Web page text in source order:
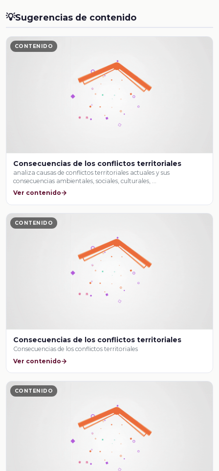
💡Sugerencias de contenido
CONTENIDO
Consecuencias de los conflictos territoriales
analiza causas de conflictos territoriales actuales y sus
consecuencias ambientales, sociales, culturales, …
Ver contenido
CONTENIDO
Consecuencias de los conflictos territoriales
Consecuencias de los conflictos territoriales
Ver contenido
CONTENIDO